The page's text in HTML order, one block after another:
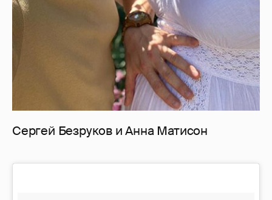
Сергей Безруков и Анна Матисон